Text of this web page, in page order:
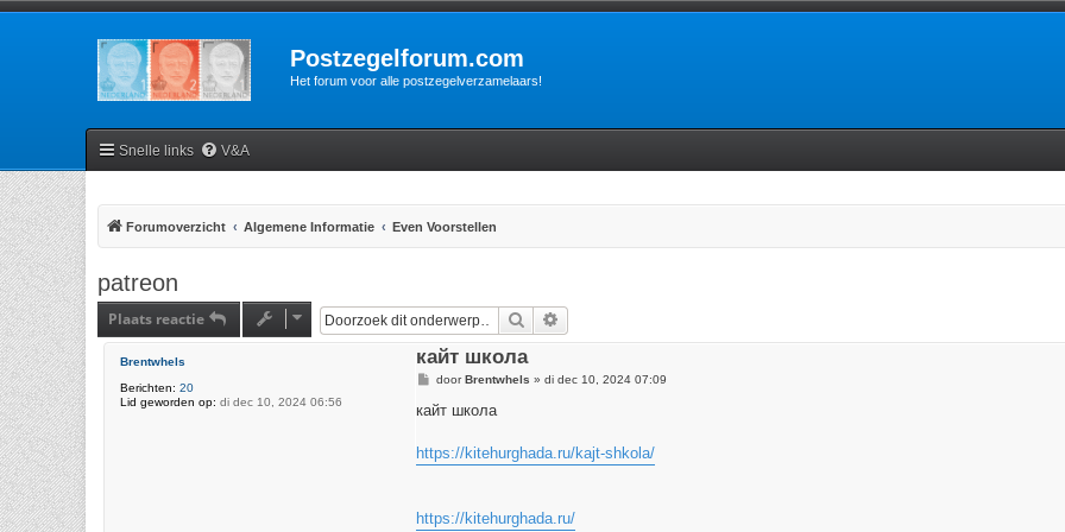
Postzegelforum.com
Het forum voor alle postzegelverzamelaars!
Snelle links V&A
Forumoverzicht Algemene Informatie Even Voorstellen
patreon
Plaats reactie Zoek
Brentwhels
Berichten: 20
Lid geworden op: di dec 10, 2024 06:56
кайт школа
B
r
h
t
doorBrentwhels » di dec 10, 2024 07:09
кайт школа
https://kitehurghada.ru/kajt-shkola/
https://kitehurghada.ru/